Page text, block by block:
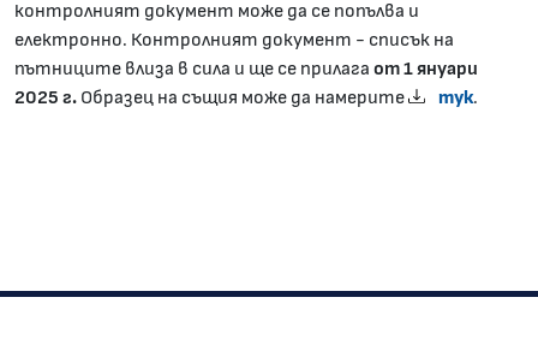
контролният документ може да се попълва и
електронно. Контролният документ - списък на
пътниците влиза в сила и ще се прилага от 1 януари
2025 г. Образец на същия може да намерите тук.